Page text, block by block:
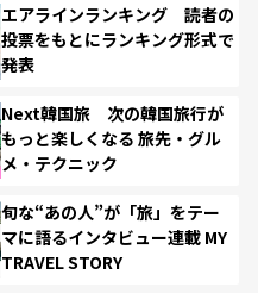
エアラインランキング 読者の
投票をもとにランキング形式で
発表
Next韓国旅 次の韓国旅行が
もっと楽しくなる 旅先・グル
メ・テクニック
旬な“あの人”が「旅」をテー
マに語るインタビュー連載 MY
TRAVEL STORY